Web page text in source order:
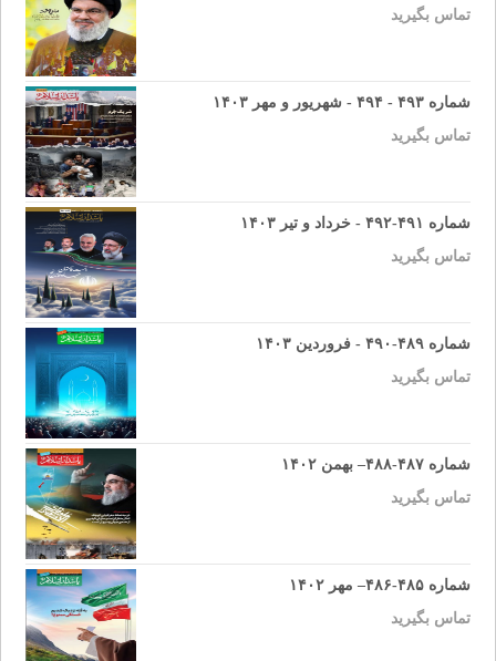
تماس بگیرید
شماره ۴۹۳ - ۴۹۴ - شهریور و مهر ۱۴۰۳
تماس بگیرید
شماره ۴۹۱-۴۹۲ - خرداد و تیر ۱۴۰۳
تماس بگیرید
شماره ۴۸۹-۴۹۰ - فروردین ۱۴۰۳
تماس بگیرید
شماره ۴۸۷-۴۸۸– بهمن ۱۴۰۲
تماس بگیرید
شماره ۴۸۵-۴۸۶– مهر ۱۴۰۲
تماس بگیرید